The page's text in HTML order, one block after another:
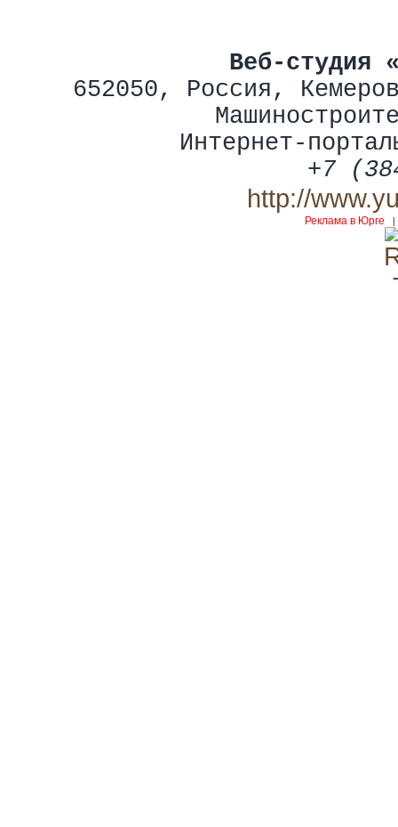
Веб-студия
652050, Россия ,
Интернет-
+7
http://
Реклама в Юрге